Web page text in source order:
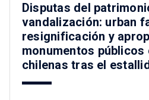
Disputas del
vandalización: urban
resignificación y
monumentos públicos
chilenas tras el